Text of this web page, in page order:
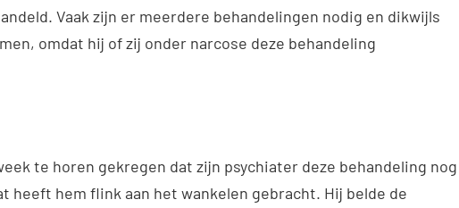
Vaak zijn er meerdere behandelingen nodig en dikwijls
omdat hij of zij onder narcose deze behandeling
te horen gekregen dat zijn psychiater deze behandeling nog
heeft hem flink aan het wankelen gebracht. Hij belde de